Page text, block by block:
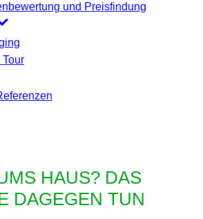
und Preisfindung
HAUS? DAS
DAGEGEN TUN